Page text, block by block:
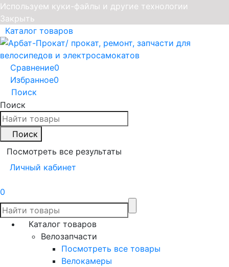
Используем куки-файлы и другие технологии
Закрыть
Каталог товаров
Сравнение0
Избранное0
Поиск
Поиск
Поиск
Посмотреть все результаты
Личный кабинет
0
Каталог товаров
Велозапчасти
Посмотреть все товары
Велокамеры